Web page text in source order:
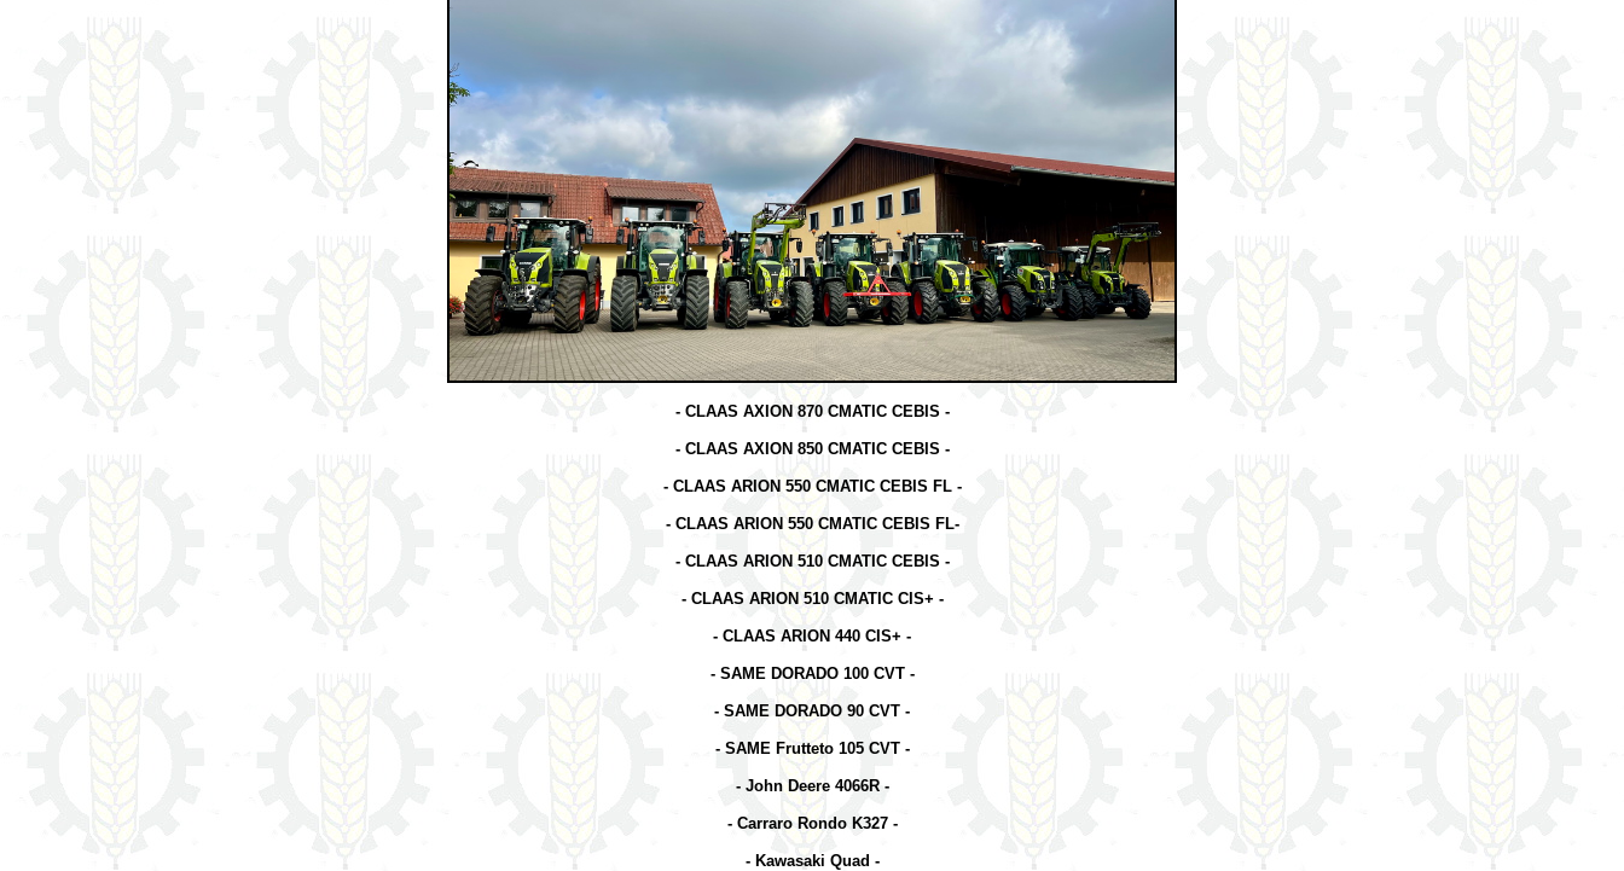
- CLAAS AXION 870 CMATIC CEBIS -
- CLAAS AXION 850 CMATIC CEBIS -
- CLAAS ARION 550 CMATIC CEBIS FL -
- CLAAS ARION 550 CMATIC CEBIS FL-
- CLAAS ARION 510 CMATIC CEBIS -
- CLAAS ARION 510 CMATIC CIS+ -
- CLAAS ARION 440 CIS+ -
- SAME DORADO 100 CVT -
- SAME DORADO 90 CVT -
- SAME Frutteto 105 CVT -
- John Deere 4066R -
- Carraro Rondo K327 -
- Kawasaki Quad -